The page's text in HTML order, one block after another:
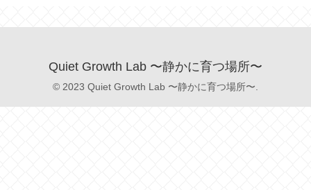
Quiet Growth Lab 〜静かに育つ場所〜
© 2023 Quiet Growth Lab 〜静かに育つ場所〜.